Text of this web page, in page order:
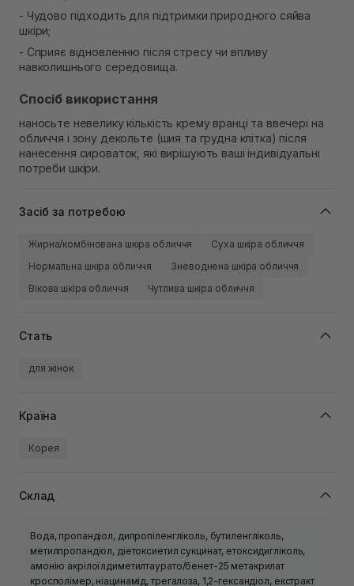
- Чудово підходить для підтримки природного сяйва
шкіри;
- Сприяє відновленню після стресу чи впливу
навколишнього середовища.
Спосіб використання
наносьте невелику кількість крему вранці та ввечері на
обличчя і зону декольте (шия та грудна клітка) після
нанесення сироваток, які вирішують ваші індивідуальні
потреби шкіри.
Засіб за потребою
Жирна/комбінована шкіра обличчя
Суха шкіра обличчя
Нормальна шкіра обличчя
Зневоднена шкіра обличчя
Вікова шкіра обличчя
Чутлива шкіра обличчя
Стать
для жінок
Країна
Корея
Склад
Вода, пропандіол, дипропіленгліколь, бутиленгліколь,
метилпропандіол, діетоксиетил сукцинат, етоксидигліколь,
амонію акрілоїлдиметилтаурато/бенет-25 метакрилат
кросполімер, ніацинамід, трегалоза, 1,2-гександіол, екстракт